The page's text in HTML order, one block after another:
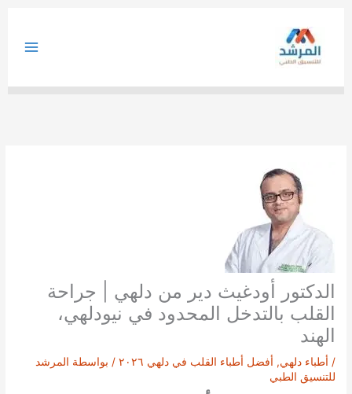
الدكتور أودغيث دير من دلهي | جراحة
القلب بالتدخل المحدود في نيودلهي،
الهند
/ أطباء دلهي, أفضل أطباء القلب في دلهي ٢٠٢٦ / بواسطة المرشد
للتنسيق الطبي